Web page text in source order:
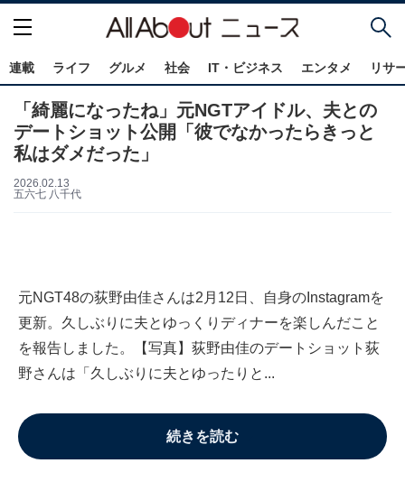
連載 ライフ グルメ 社会 IT・ビジネス エンタメ リサ
「綺麗になったね」元NGTアイドル、夫との
デートショット公開「彼でなかったらきっと
私はダメだった」
2026.02.13
五六七 八千代
元NGT48の荻野由佳さんは2月12日、自身のInstagramを
更新。久しぶりに夫とゆっくりディナーを楽しんだこと
を報告しました。【写真】荻野由佳のデートショット荻
野さんは「久しぶりに夫とゆったりと...
続きを読む